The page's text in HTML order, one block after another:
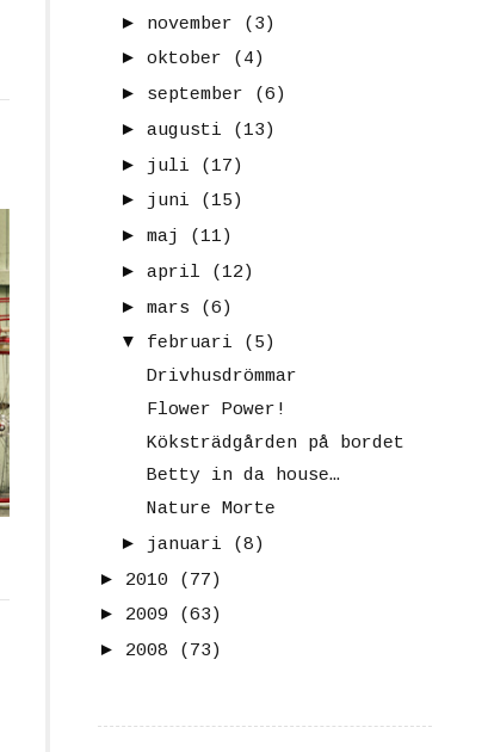
► november
(3)
► oktober
(4)
► september
(6)
► augusti
(13)
► juli
(17)
► juni
(15)
► maj
(11)
► april
(12)
► mars
(6)
▼
februari
(5)
Drivhusdrömmar
Flower Power!
Köksträdgården på bordet
Betty in da house…
Nature Morte
► januari
(8)
► 2010
(77)
► 2009
(63)
► 2008 (73)